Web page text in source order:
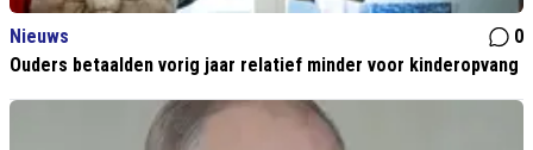
Nieuws
0
Ouders betaalden vorig jaar relatief minder voor kinderopvang